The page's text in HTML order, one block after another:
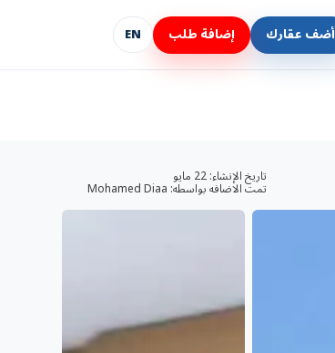
أضف عقارك إضافة طلب EN
تاريخ الإنشاء: 22 مايو
تمت الاضافه بواسطه: Mohamed Diaa